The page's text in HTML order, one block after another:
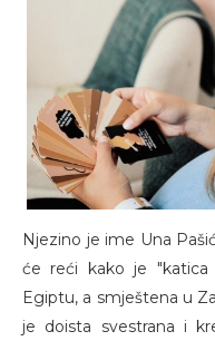
Njezino je ime Una
će reći kako je "katica
Egiptu, a smještena u
je doista svestrana i